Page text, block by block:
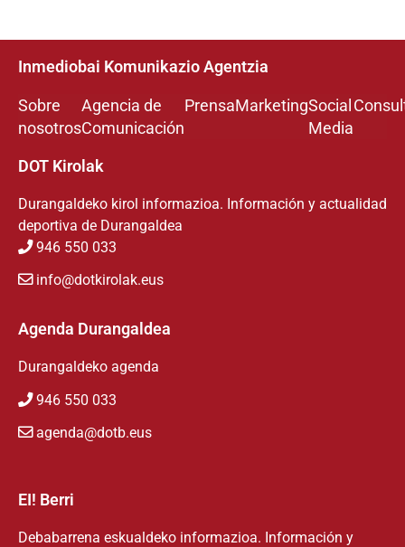
Inmediobai Komunikazio Agentzia
Sobre
nosotros
Agencia de
Comunicación
PrensaMarketingSocial
Media
DOT Kirolak
Durangaldeko kirol informazioa. Información y actualidad
deportiva de Durangaldea
946 550 033
info@dotkirolak.eus
Agenda Durangaldea
Durangaldeko agenda
946 550 033
agenda@dotb.eus
EI! Berri
Debabarrena eskualdeko informazioa. Información y